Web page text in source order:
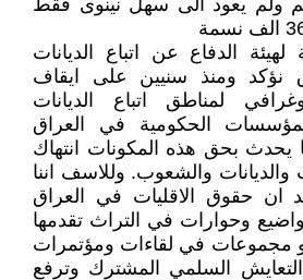
ولم يعود الى سهل نينوى فقط
لهيئة الدفاع عن اتباع الديانات
نؤكد ومنذ سنيين على ايقاف
لمناطق اتباع الديانات
الحكومية في العراق
يحدث بحق هذه المكونات انتهاك
والشعوب. وللاسف اننا
ان حقوق الاقليات في العراق
وحوارات في التراث تقدمها
في لقاءات ومؤتمرات
السلمي المشترك وترفع